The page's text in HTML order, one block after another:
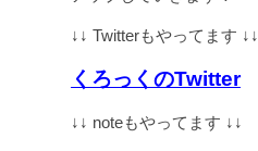
↓↓ Twitterもやってます ↓↓
くろっくのTwitter
↓↓ noteもやってます ↓↓